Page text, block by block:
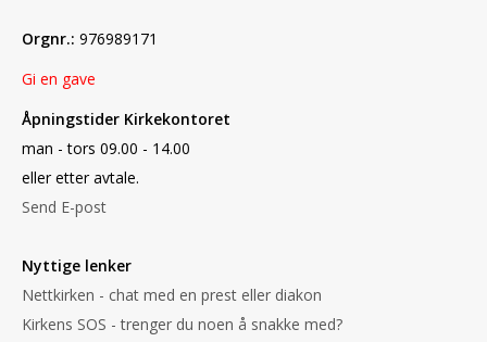
Orgnr.: 976989171
Gi en gave
Åpningstider Kirkekontoret
man - tors 09.00 - 14.00
eller etter avtale.
Send E-post
Nyttige lenker
Nettkirken - chat med en prest eller diakon
Kirkens SOS - trenger du noen å snakke med?